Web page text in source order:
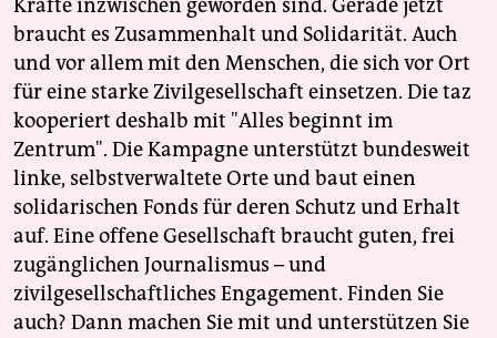
Kräfte inzwischen geworden sind. Gerade jetzt
braucht es Zusammenhalt und Solidarität. Auch
und vor allem mit den Menschen, die sich vor Ort
für eine starke Zivilgesellschaft einsetzen. Die taz
kooperiert deshalb mit "Alles beginnt im
Zentrum". Die Kampagne unterstützt bundesweit
linke, selbstverwaltete Orte und baut einen
solidarischen Fonds für deren Schutz und Erhalt
auf. Eine offene Gesellschaft braucht guten, frei
zugänglichen Journalismus – und
zivilgesellschaftliches Engagement. Finden Sie
auch? Dann machen Sie mit und unterstützen Sie